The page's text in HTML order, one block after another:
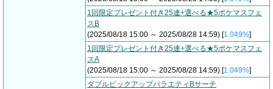
1回限定プレゼント付き25連+選べる★5ポケマスフェ
スB
(2025/08/18 15:00 ～ 2025/08/28 14:59) [1.049%]
1回限定プレゼント付き25連+選べる★5ポケマスフェ
スA
(2025/08/18 15:00 ～ 2025/08/28 14:59) [1.049%]
ダブルピックアップバラエティBサーチ